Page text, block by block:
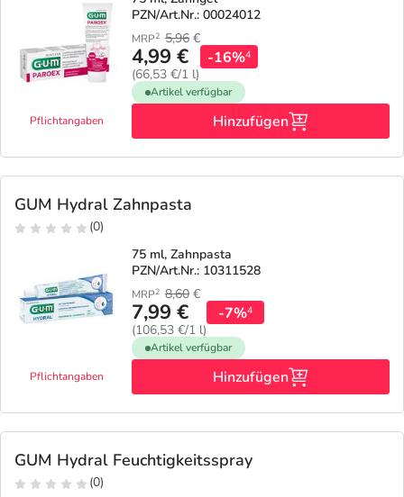
Pflichtangaben
PZN/Art.Nr.: 00024012
MRP2 5,96 €
4,99 €
(66,53 €/1 l)
-16%4
Artikel verfügbar
Hinzufügen
GUM Hydral Zahnpasta
(0)
Pflichtangaben
75 ml, Zahnpasta
PZN/Art.Nr.: 10311528
MRP2 8,60 €
7,99 €
(106,53 €/1 l)
-7%4
Artikel verfügbar
Hinzufügen
GUM Hydral Feuchtigkeitsspray
(0)